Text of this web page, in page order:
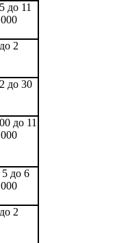
до 11
000
до 2
до 30
до 11
000
5 до 6
000
до 2